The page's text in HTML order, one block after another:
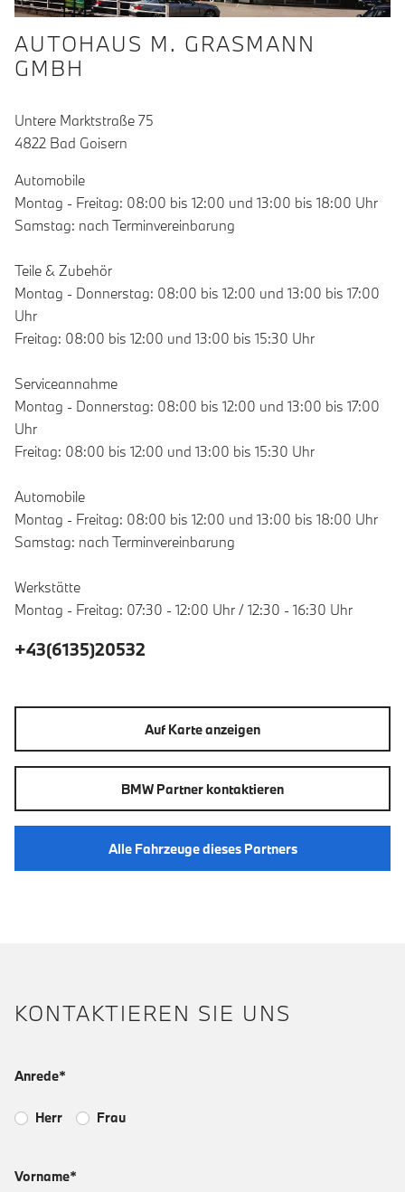
AUTOHAUS M. GRASMANN
GMBH
Untere Marktstraße 75
4822 Bad Goisern
Automobile
Montag - Freitag: 08:00 bis 12:00 und 13:00 bis 18:00 Uhr
Samstag: nach Terminvereinbarung
Teile & Zubehör
Montag - Donnerstag: 08:00 bis 12:00 und 13:00 bis 17:00
Uhr
Freitag: 08:00 bis 12:00 und 13:00 bis 15:30 Uhr
Serviceannahme
Montag - Donnerstag: 08:00 bis 12:00 und 13:00 bis 17:00
Uhr
Freitag: 08:00 bis 12:00 und 13:00 bis 15:30 Uhr
Automobile
Montag - Freitag: 08:00 bis 12:00 und 13:00 bis 18:00 Uhr
Samstag: nach Terminvereinbarung
Werkstätte
Montag - Freitag: 07:30 - 12:00 Uhr / 12:30 - 16:30 Uhr
+43(6135)20532
Auf Karte anzeigen
BMW Partner kontaktieren
Alle Fahrzeuge dieses Partners
KONTAKTIEREN SIE UNS
Anrede*
Herr Frau
Vorname*